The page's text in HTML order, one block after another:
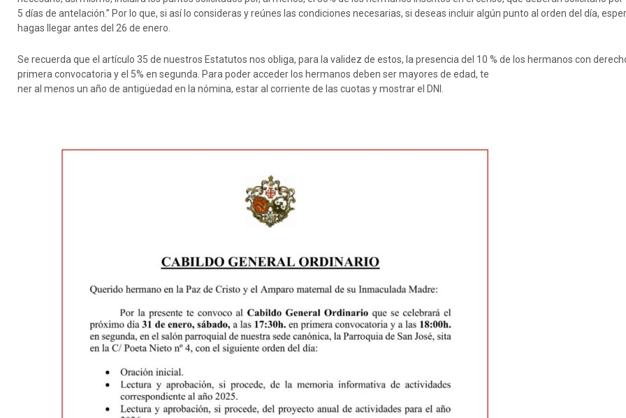
5 días de antelación.” Por lo que, si así lo consideras y reúnes las condiciones necesarias, si deseas incluir algún punto al orden del día,
hagas llegar antes del 26 de enero.
Se recuerda que el artículo 35 de nuestros Estatutos nos obliga, para la validez de estos, la presencia del 10 % de los hermanos con
primera convocatoria y el 5% en segunda. Para poder acceder los hermanos deben ser mayores de edad, te
ner al menos un año de antigüedad en la nómina, estar al corriente de las cuotas y mostrar el DNI.